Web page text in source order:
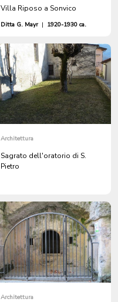
Villa Riposo a Sonvico
Ditta G. Mayr | 1920-1930 ca.
Architettura
Sagrato dell'oratorio di S.
Pietro
Architettura